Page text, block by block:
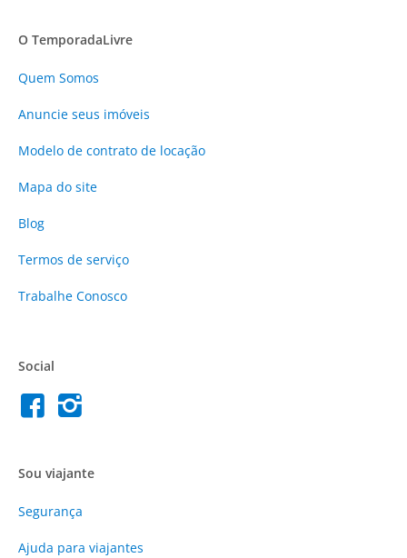
O TemporadaLivre
Quem Somos
Anuncie seus imóveis
Modelo de contrato de locação
Mapa do site
Blog
Termos de serviço
Trabalhe Conosco
Social
Sou viajante
Segurança
Ajuda para viajantes